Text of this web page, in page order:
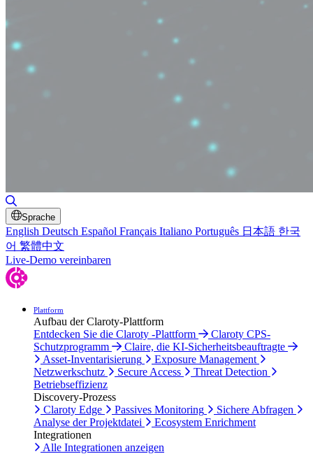
Sprache
English Deutsch Español Français Italiano Português 日本語 한국
어 繁體中文
Live-Demo vereinbaren
Plattform
Aufbau der Claroty-Plattform
Entdecken Sie die Claroty -Plattform
Claroty CPS-
Schutzprogramm
Claire, die KI-Sicherheitsbeauftragte
Asset-Inventarisierung
Exposure Management
Netzwerkschutz
Secure Access
Threat Detection
Betriebseffizienz
Discovery-Prozess
Claroty Edge
Passives Monitoring
Sichere Abfragen
Analyse der Projektdatei
Ecosystem Enrichment
Integrationen
Alle Integrationen anzeigen